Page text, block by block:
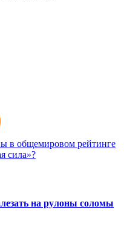
в общемировом рейтинге
сила»?
на рулоны соломы